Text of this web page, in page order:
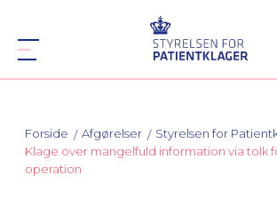
Forside Afgørelser
Styrelsen for
Klage over mangelfuld information via tolk
operation